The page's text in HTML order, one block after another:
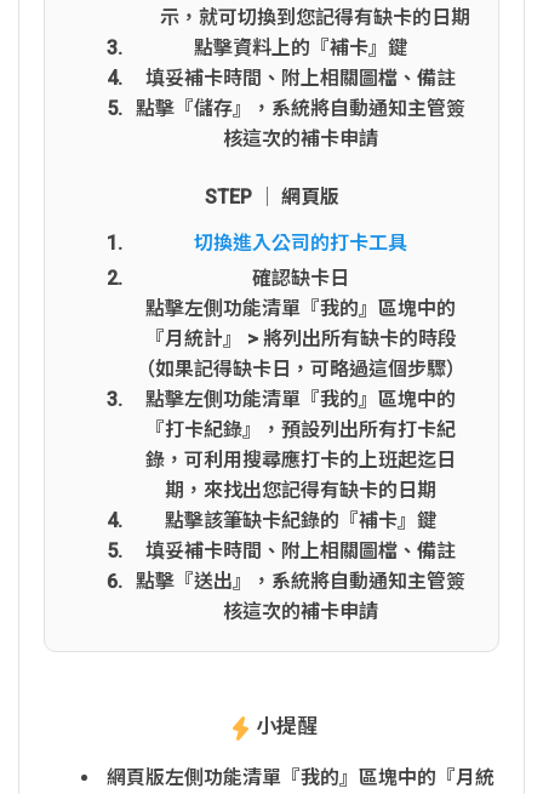
示，就可切換到您記得有缺卡的日期
點擊資料上的『補卡』鍵
填妥補卡時間、附上相關圖檔、備註
點擊『儲存』，系統將自動通知主管簽
核這次的補卡申請
STEP │ 網頁版
切換進入公司的打卡工具
確認缺卡日
點擊左側功能清單『我的』區塊中的
『月統計』 > 將列出所有缺卡的時段
（如果記得缺卡日，可略過這個步驟）
點擊左側功能清單『我的』區塊中的
『打卡紀錄』，預設列出所有打卡紀
錄，可利用搜尋應打卡的上班起迄日
期，來找出您記得有缺卡的日期
點擊該筆缺卡紀錄的『補卡』鍵
填妥補卡時間、附上相關圖檔、備註
點擊『送出』，系統將自動通知主管簽
核這次的補卡申請
小提醒
網頁版左側功能清單『我的』區塊中的『月統